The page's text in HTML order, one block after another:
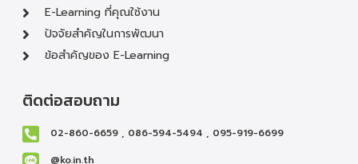
E-Learning ที่คุณใช้งาน
ปัจจัยสำคัญในการพัฒนา
ข้อสำคัญของ E-Learning
ติดต่อสอบถาม
02-860-6659 , 086-594-5494 , 095-919-6699
@ko.in.th